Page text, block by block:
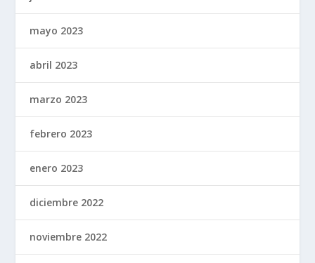
mayo 2023
abril 2023
marzo 2023
febrero 2023
enero 2023
diciembre 2022
noviembre 2022